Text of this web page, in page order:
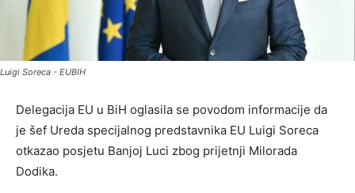
Luigi Soreca - EUBIH
Delegacija EU u BiH oglasila se povodom informacije da
je šef Ureda specijalnog predstavnika EU Luigi Soreca
otkazao posjetu Banjoj Luci zbog prijetnji Milorada
Dodika.